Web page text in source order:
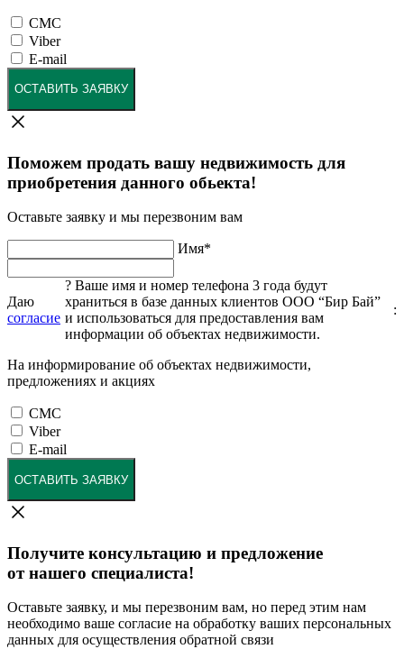
СМС
Viber
E-mail
ОСТАВИТЬ ЗАЯВКУ
Поможем продать вашу недвижимость для
приобретения данного обьекта!
Оставьте заявку и мы перезвоним вам
Имя*
Даю
согласие
? Ваше имя и номер телефона 3 года будут
храниться в базе данных клиентов ООО “Бир Бай”
и использоваться для предоставления вам
информации об объектах недвижимости.
:
На информирование об объектах недвижимости,
предложениях и акциях
СМС
Viber
E-mail
ОСТАВИТЬ ЗАЯВКУ
Получите консультацию и предложение
от нашего специалиста!
Оставьте заявку, и мы перезвоним вам, но перед этим нам
необходимо ваше согласие на обработку ваших персональных
данных для осуществления обратной связи